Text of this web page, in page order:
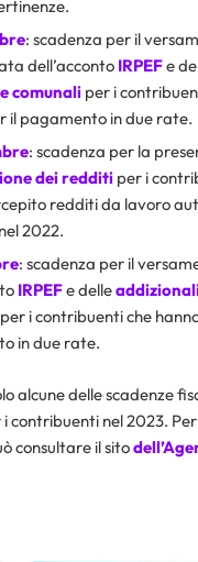
: scadenza per il
dell’acconto IRPEFe
comunaliper i
il pagamento in due rate.
: scadenza per la
dei redditiper i
redditi da lavoro
2022.
: scadenza per il
IRPEFe delle
i contribuenti che
in due rate.
alcune delle scadenze
contribuenti nel 2023.
consultare il sitodell’